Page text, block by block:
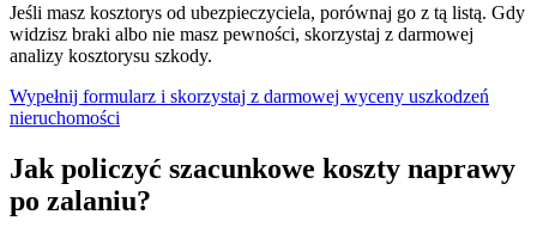
Jeśli masz kosztorys od ubezpieczyciela, porównaj go z tą listą. Gdy
widzisz braki albo nie masz pewności, skorzystaj z darmowej
analizy kosztorysu szkody.
Wypełnij formularz i skorzystaj z darmowej wyceny uszkodzeń
nieruchomości
Jak policzyć szacunkowe koszty naprawy
po zalaniu?